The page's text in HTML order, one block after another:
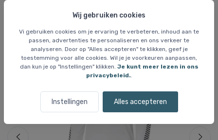
Wij gebruiken cookies
Vi gebruiken cookies om je ervaring te verbeteren, inhoud aan te
passen, advertenties te personaliseren en ons verkeer te
analyseren. Door op "Alles accepteren" te klikken, geef je
toestemming voor alle cookies. Wil je je voorkeuren aanpassen,
dan kun je op "Instellingen" klikken. Je kunt meer lezen in ons
privacybeleid..
Instellingen Alles accepteren
Vergelijkbare items